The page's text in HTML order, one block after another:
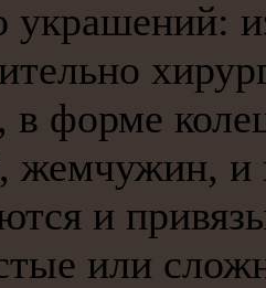
украшений:
в форме
жемчужин, и
и
или